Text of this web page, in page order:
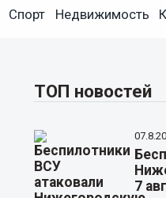
Спорт Недвижимость
ТОП новостей
7